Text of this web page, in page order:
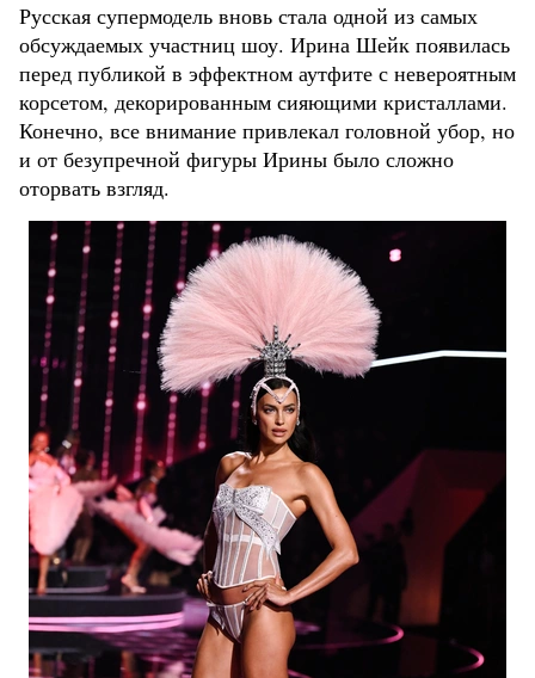
Русская супермодель вновь стала одной из самых
обсуждаемых участниц шоу. Ирина Шейк появилась
перед публикой в эффектном аутфите с невероятным
корсетом, декорированным сияющими кристаллами.
Конечно, все внимание привлекал головной убор, но
и от безупречной фигуры Ирины было сложно
оторвать взгляд.